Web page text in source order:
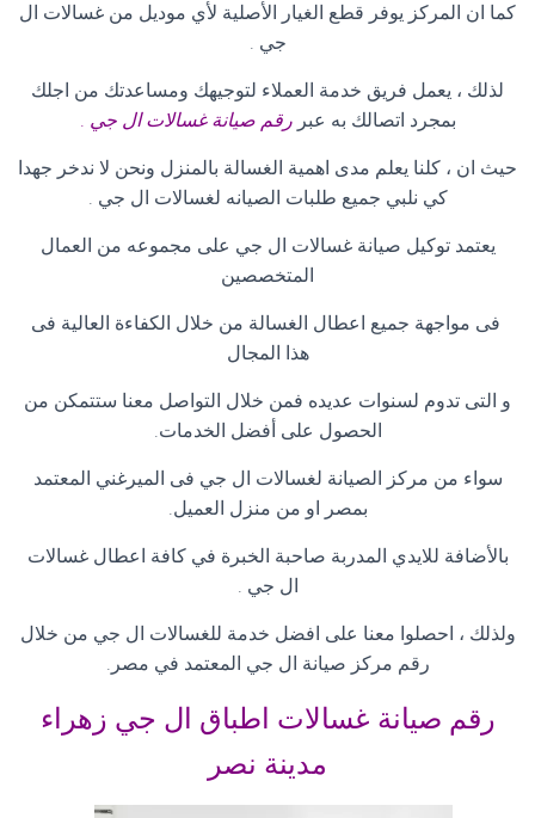
كما ان المركز يوفر قطع الغيار الأصلية لأي موديل من غسالات ال
جي .
لذلك ، يعمل فريق خدمة العملاء لتوجيهك ومساعدتك من اجلك
بمجرد اتصالك به عبررقم صيانة غسالات ال جي .
حيث ان ، كلنا يعلم مدى اهمية الغسالة بالمنزل ونحن لا ندخر جهدا
كي نلبي جميع طلبات الصيانه لغسالات ال جي .
يعتمد توكيل صيانة غسالات ال جي على مجموعه من العمال
المتخصصين
فى مواجهة جميع اعطال الغسالة من خلال الكفاءة العالية فى
هذا المجال
و التى تدوم لسنوات عديده فمن خلال التواصل معنا ستتمكن من
الحصول على أفضل الخدمات.
سواء من مركز الصيانة لغسالات ال جي فى الميرغني المعتمد
بمصر او من منزل العميل.
بالأضافة للايدي المدربة صاحبة الخبرة في كافة اعطال غسالات
ال جي .
ولذلك ، احصلوا معنا على افضل خدمة للغسالات ال جي من خلال
رقم مركز صيانة ال جي المعتمد في مصر.
رقم صيانة غسالات اطباق ال جي زهراء
مدينة نصر